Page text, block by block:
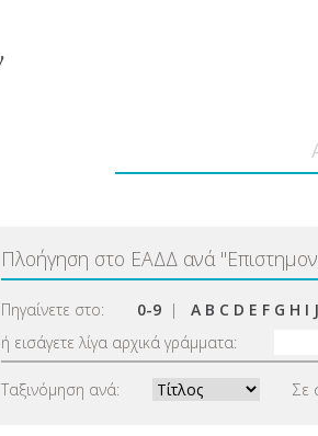
Πλοήγηση στο ΕΑΔΔ ανά "
Πηγαίνετε στο: 0-9 | A B C D E F G H I J
ή εισάγετε λίγα αρχικά γράμματα:
Ταξινόμηση ανά: Σε